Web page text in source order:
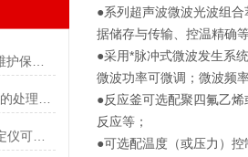
MA-2A全自动卡尔费休水分测定仪可检测哪些物质
●系列超声波微波光波组
据储存与传输、控温精确等
●采用*脉冲式微波发生系
微波功率可微调；微波频
●反应釜可选配聚四氟乙
反应等；
●可选配温度（或压力）控